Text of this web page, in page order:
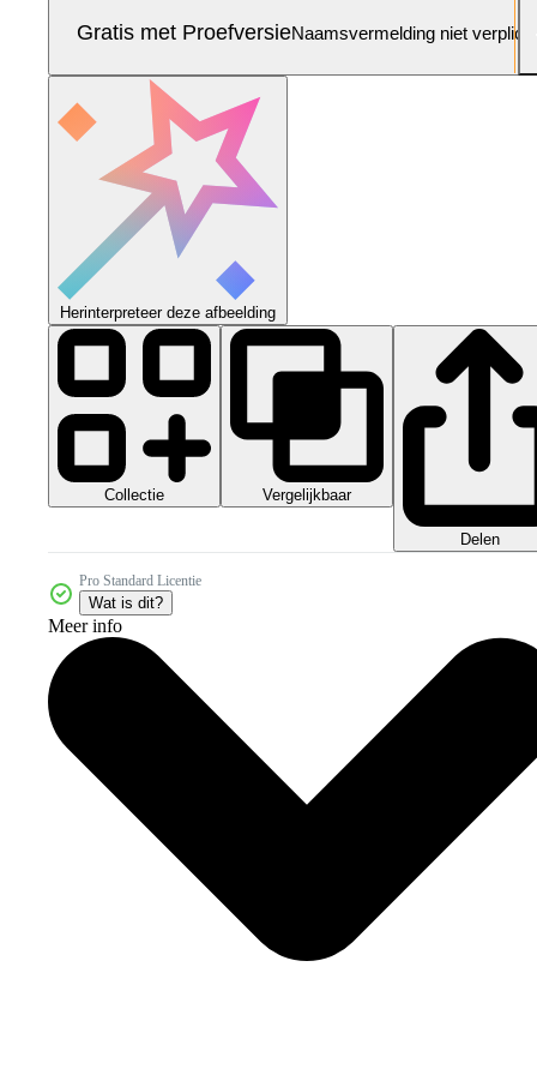
Gratis met ProefversieNaamsvermelding niet verplicht
Herinterpreteer deze afbeelding
Collectie Vergelijkbaar
Delen
Pro Standard Licentie
Wat is dit?
Meer info